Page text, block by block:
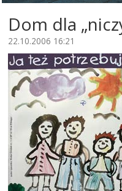
Dom dla
22.10.2006 16:21